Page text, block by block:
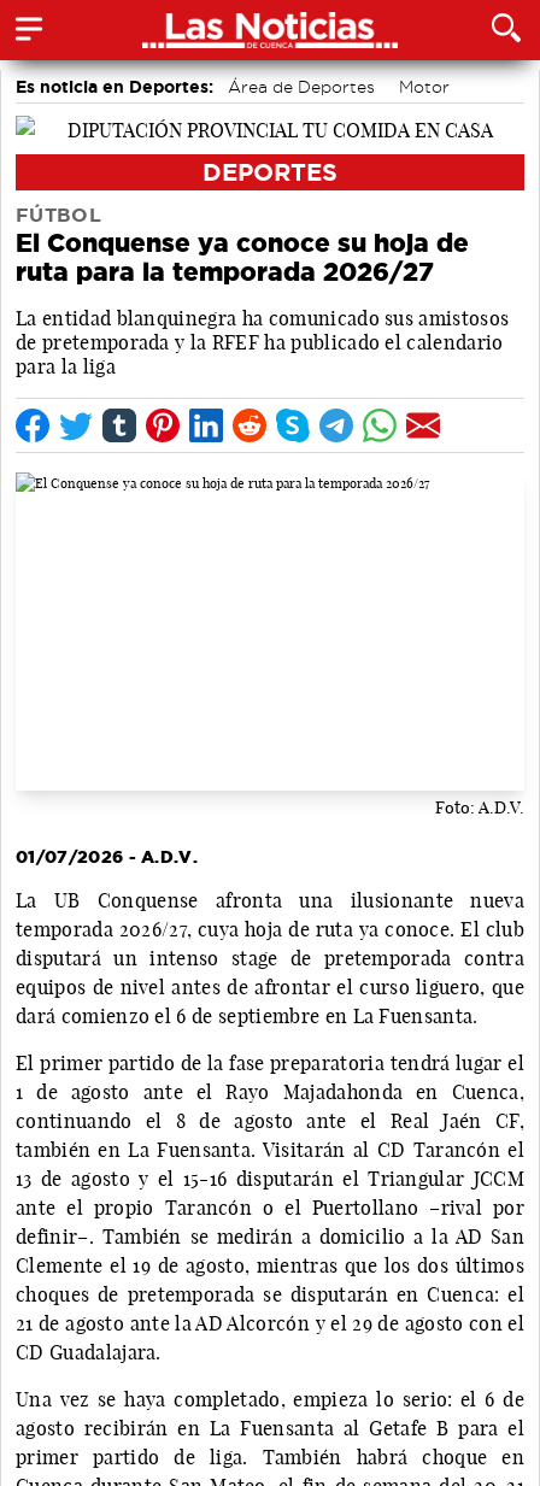
Es noticia en Deportes: Área de Deportes
Motor
Bádminton
DEPORTES
FÚTBOL
El Conquense ya conoce su hoja de
ruta para la temporada 2026/27
La entidad blanquinegra ha comunicado sus amistosos
de pretemporada y la RFEF ha publicado el calendario
para la liga
Foto: A.D.V.
01/07/2026 - A.D.V.
La UB Conquense afronta una ilusionante nueva
temporada 2026/27, cuya hoja de ruta ya conoce. El club
disputará un intenso stage de pretemporada contra
equipos de nivel antes de afrontar el curso liguero, que
dará comienzo el 6 de septiembre en La Fuensanta.
El primer partido de la fase preparatoria tendrá lugar el
1 de agosto ante el Rayo Majadahonda en Cuenca,
continuando el 8 de agosto ante el Real Jaén CF,
también en La Fuensanta. Visitarán al CD Tarancón el
13 de agosto y el 15-16 disputarán el Triangular JCCM
ante el propio Tarancón o el Puertollano –rival por
definir–. También se medirán a domicilio a la AD San
Clemente el 19 de agosto, mientras que los dos últimos
choques de pretemporada se disputarán en Cuenca: el
21 de agosto ante la AD Alcorcón y el 29 de agosto con el
CD Guadalajara.
Una vez se haya completado, empieza lo serio: el 6 de
agosto recibirán en La Fuensanta al Getafe B para el
primer partido de liga. También habrá choque en